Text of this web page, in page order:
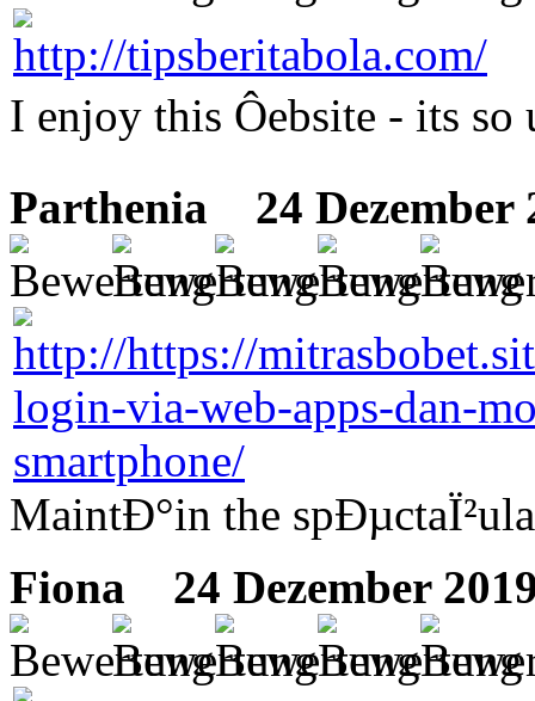
I enjoy this Ôebsite - its
Parthenia
24 Dezember
MaintÐ°in the
Fiona
24 Dezember